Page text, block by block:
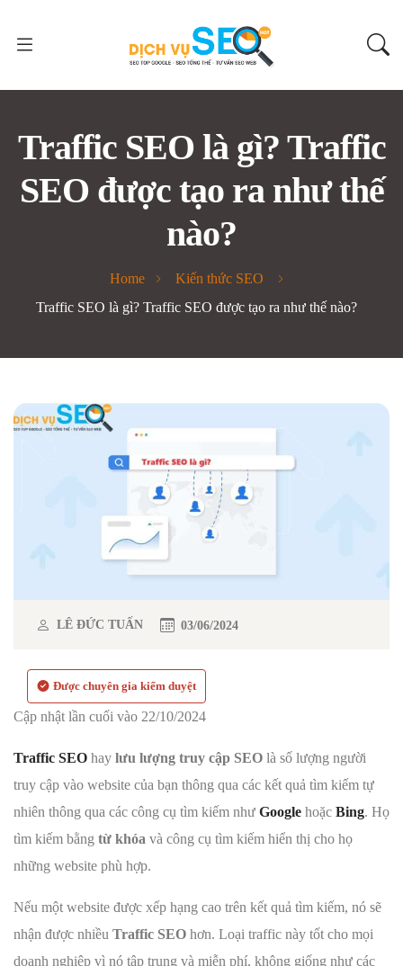
Traffic SEO là gì? Traffic
SEO được tạo ra như thế
nào?
Home
Kiến thức SEO
Traffic SEO là gì? Traffic SEO được tạo ra như thế nào?
LÊ ĐỨC TUẤN 03/06/2024
Được chuyên gia kiểm duyệt
Cập nhật lần cuối vào 22/10/2024
Traffic SEO hay lưu lượng truy cập SEO là số lượng người
truy cập vào website của bạn thông qua các kết quả tìm kiếm tự
nhiên thông qua các công cụ tìm kiếm như Google hoặc Bing. Họ
tìm kiếm bằng từ khóa và công cụ tìm kiếm hiển thị cho họ
những website phù hợp.
Nếu một website được xếp hạng cao trên kết quả tìm kiếm, nó sẽ
nhận được nhiều Traffic SEO hơn. Loại traffic này tốt cho mọi
doanh nghiệp vì nó tập trung và miễn phí, không giống như các